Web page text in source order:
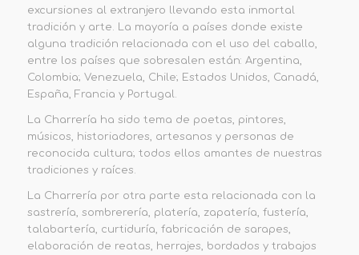
excursiones al extranjero llevando esta inmortal
tradición y arte. La mayoría a países donde existe
alguna tradición relacionada con el uso del caballo,
entre los países que sobresalen están: Argentina,
Colombia; Venezuela, Chile; Estados Unidos, Canadá,
España, Francia y Portugal.
La Charrería ha sido tema de poetas, pintores,
músicos, historiadores, artesanos y personas de
reconocida cultura; todos ellos amantes de nuestras
tradiciones y raíces.
La Charrería por otra parte esta relacionada con la
sastrería, sombrerería, platería, zapatería, fustería,
talabartería, curtiduría, fabricación de sarapes,
elaboración de reatas, herrajes, bordados y trabajos